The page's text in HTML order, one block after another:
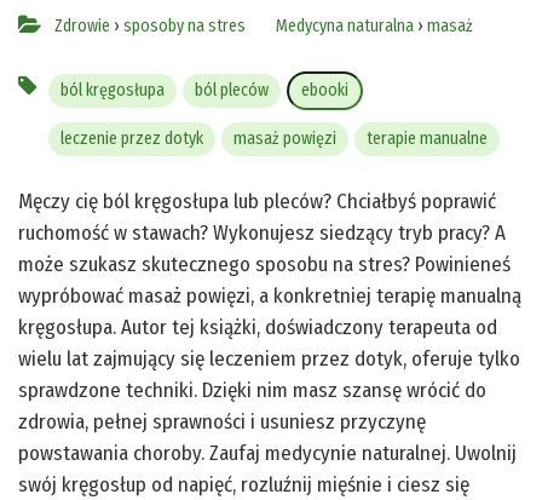
Zdrowie › sposoby na stres Medycyna naturalna › masaż
ból kręgosłupa ból pleców ebooki
leczenie przez dotyk masaż powięzi terapie manualne
Męczy cię ból kręgosłupa lub pleców? Chciałbyś poprawić
ruchomość w stawach? Wykonujesz siedzący tryb pracy? A
może szukasz skutecznego sposobu na stres? Powinieneś
wypróbować masaż powięzi, a konkretniej terapię manualną
kręgosłupa. Autor tej książki, doświadczony terapeuta od
wielu lat zajmujący się leczeniem przez dotyk, oferuje tylko
sprawdzone techniki. Dzięki nim masz szansę wrócić do
zdrowia, pełnej sprawności i usuniesz przyczynę
powstawania choroby. Zaufaj medycynie naturalnej. Uwolnij
swój kręgosłup od napięć, rozluźnij mięśnie i ciesz się